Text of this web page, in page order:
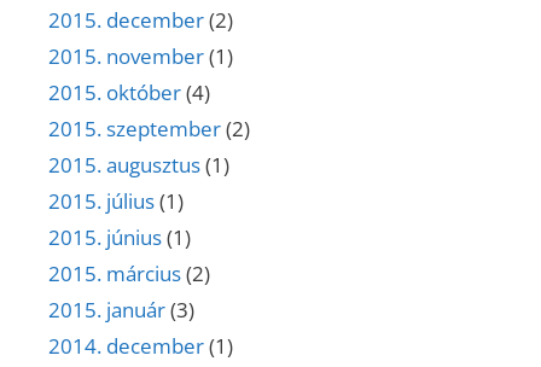
2015. december(2)
2015. november(1)
2015. október(4)
2015. szeptember(2)
2015. augusztus(1)
2015. július(1)
2015. június(1)
2015. március(2)
2015. január(3)
2014. december(1)